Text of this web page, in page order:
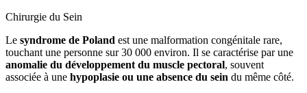
Chirurgie du Sein
Le syndrome de Poland est une malformation congénitale rare,
touchant une personne sur 30 000 environ. Il se caractérise par une
anomalie du développement du muscle pectoral, souvent
associée à une hypoplasie ou une absence du sein du même côté.